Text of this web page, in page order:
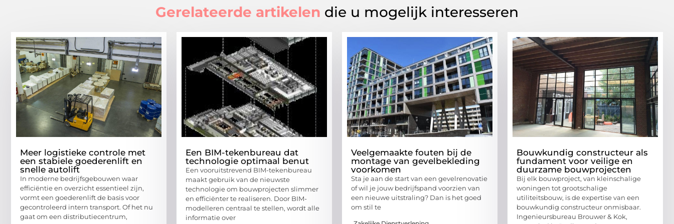
Gerelateerde artikelen die u mogelijk interesseren
Meer logistieke controle met
een stabiele goederenlift en
snelle autolift
In moderne bedrijfsgebouwen waar
efficiëntie en overzicht essentieel zijn,
vormt een goederenlift de basis voor
gecontroleerd intern transport. Of het nu
gaat om een distributiecentrum,
Een BIM-tekenbureau dat
technologie optimaal benut
Een vooruitstrevend BIM-tekenbureau
maakt gebruik van de nieuwste
technologie om bouwprojecten slimmer
en efficiënter te realiseren. Door BIM-
modelleren centraal te stellen, wordt alle
informatie over
Veelgemaakte fouten bij de
montage van gevelbekleding
voorkomen
Sta je aan de start van een gevelrenovatie
of wil je jouw bedrijfspand voorzien van
een nieuwe uitstraling? Dan is het goed
om stil te
Bouwkundig constructeur als
fundament voor veilige en
duurzame bouwprojecten
Bij elk bouwproject, van kleinschalige
woningen tot grootschalige
utiliteitsbouw, is de expertise van een
bouwkundig constructeur onmisbaar.
Ingenieursbureau Brouwer & Kok,